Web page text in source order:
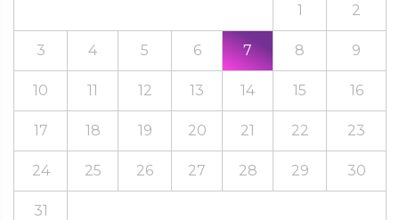
1 2
3 4 5 6 7 8 9
10 11 12 13 14 15 16
17 18 19 20 21 22 23
24 25 26 27 28 29 30
31